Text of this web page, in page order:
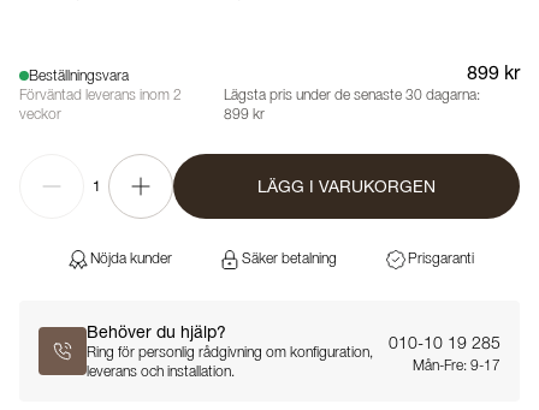
Beställningsvara
Förväntad leverans inom 2
veckor
899 kr
Lägsta pris under de senaste 30 dagarna:
899 kr
1 LÄGG I VARUKORGEN
Nöjda kunder Säker betalning Prisgaranti
Behöver du hjälp?
Ring för personlig rådgivning om konfiguration,
leverans och installation.
010-10 19 285
Mån-Fre: 9-17